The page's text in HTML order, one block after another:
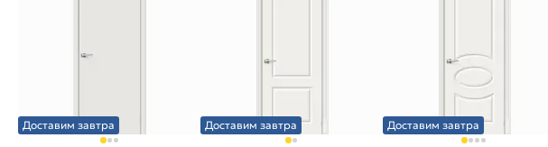
Доставим завтра Доставим завтра Доставим завтра